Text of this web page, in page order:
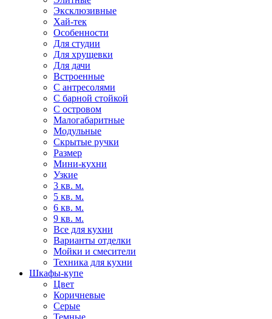
Эксклюзивные
Хай-тек
Особенности
Для студии
Для хрущевки
Для дачи
Встроенные
С антресолями
С барной стойкой
С островом
Малогабаритные
Модульные
Скрытые ручки
Размер
Мини-кухни
Узкие
3 кв. м.
5 кв. м.
6 кв. м.
9 кв. м.
Все для кухни
Варианты отделки
Мойки и смесители
Техника для кухни
Шкафы-купе
Цвет
Коричневые
Серые
Темные